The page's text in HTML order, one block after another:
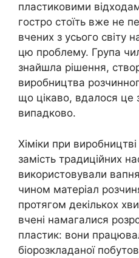
пластиковими
гостро стоїть вже не
вчених з усього світу
цю проблему. Група
знайшла рішення,
виробництва
що цікаво, вдалося це
випадково.
Хіміки при
замість традиційних
використовували
чином матеріал
протягом декількох
вчені намагалися
пластик: вони
біорозкладаної